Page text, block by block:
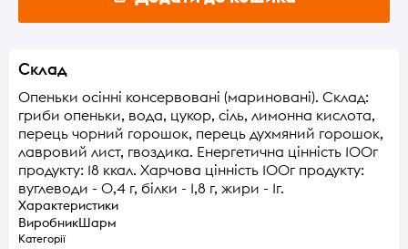
Склад
Опеньки осінні консервовані (мариновані). Склад:
гриби опеньки, вода, цукор, сіль, лимонна кислота,
перець чорний горошок, перець духмяний горошок,
лавровий лист, гвоздика. Енергетична цінність 100г
продукту: 18 ккал. Харчова цінність 100г продукту:
вуглеводи - 0,4 г, білки - 1,8 г, жири - 1г.
Характеристики
ВиробникШарм
Категорії